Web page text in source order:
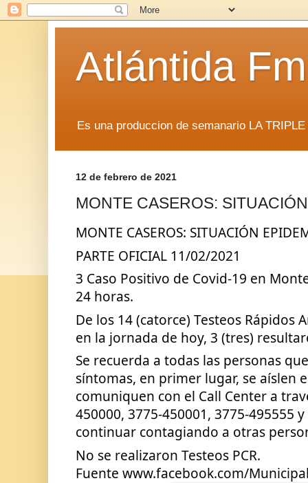
Atlántida
Es una produccion de semanario LA
12 de febrero de 2021
MONTE CASEROS:
MONTE CASEROS: SITUACIÓN
PARTE OFICIAL 11/02/2021
3 Caso Positivo de Covid-19 en
24 horas.
De los 14 (catorce) Testeos Rápidos
en la jornada de hoy, 3 (tres)
Se recuerda a todas las personas
síntomas, en primer lugar, se aíslen
comuniquen con el Call Center a
450000, 3775-450001, 3775-495555
continuar contagiando a otras
No se realizaron Testeos PCR.
Fuente www.facebook.com/